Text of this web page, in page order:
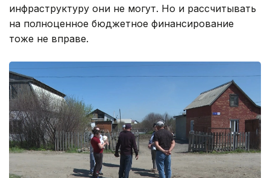
инфраструктуру они не могут. Но и рассчитывать
на полноценное бюджетное финансирование
тоже не вправе.